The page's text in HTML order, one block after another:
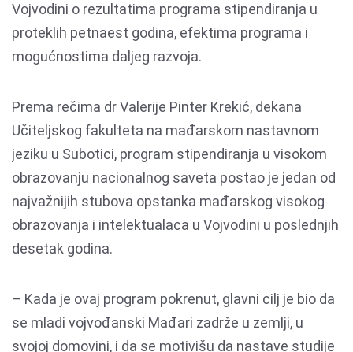
Vojvodini o rezultatima programa stipendiranja u
proteklih petnaest godina, efektima programa i
mogućnostima daljeg razvoja.
Prema rečima dr Valerije Pinter Krekić, dekana
Učiteljskog fakulteta na mađarskom nastavnom
jeziku u Subotici, program stipendiranja u visokom
obrazovanju nacionalnog saveta postao je jedan od
najvažnijih stubova opstanka mađarskog visokog
obrazovanja i intelektualaca u Vojvodini u poslednjih
desetak godina.
– Kada je ovaj program pokrenut, glavni cilj je bio da
se mladi vojvođanski Mađari zadrže u zemlji, u
svojoj domovini, i da se motivišu da nastave studije